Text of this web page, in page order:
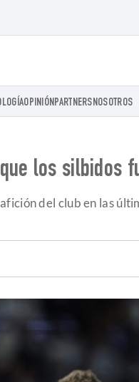
OPINIÓNPARTNERSNOSOTROS
los silbidos
del club en las